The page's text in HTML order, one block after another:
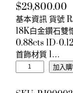
$29,800.00
基本資訊 貨號
18K白金鑽石雙
0.88cts 1D-
首飾材質 1…
K
加入